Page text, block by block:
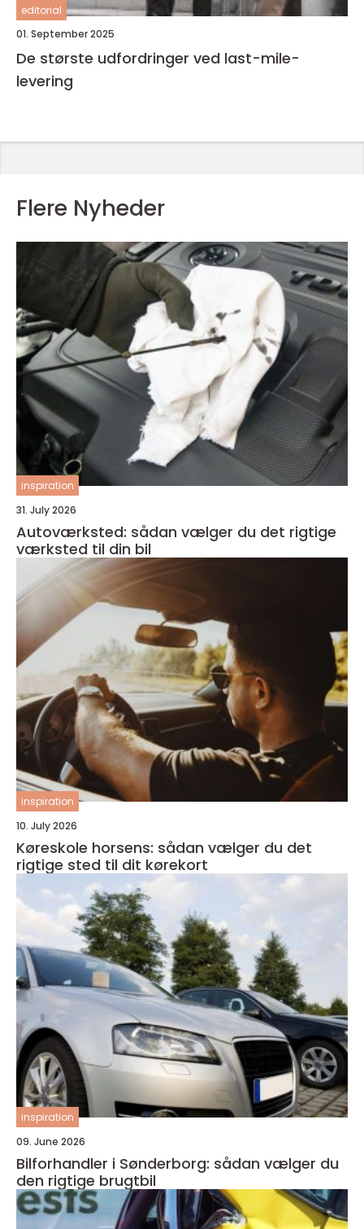
editorial
01. September 2025
De største udfordringer ved last-mile-
levering
Flere Nyheder
inspiration
31. July 2026
Autoværksted: sådan vælger du det rigtige
værksted til din bil
inspiration
10. July 2026
Køreskole horsens: sådan vælger du det
rigtige sted til dit kørekort
inspiration
09. June 2026
Bilforhandler i Sønderborg: sådan vælger du
den rigtige brugtbil